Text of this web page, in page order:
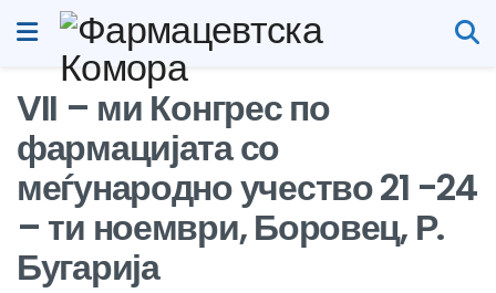
VII – ми Конгрес по
фармацијата со
меѓународно учество 21 -24
– ти ноември, Боровец, Р.
Бугарија